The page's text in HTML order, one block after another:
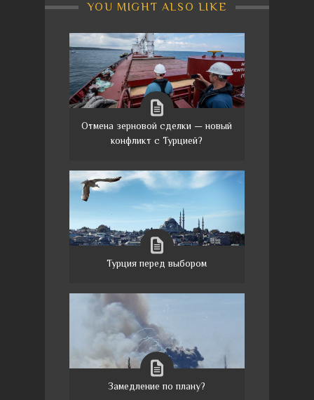
YOU MIGHT ALSO LIKE
Отмена зерновой сделки — новый
конфликт с Турцией?
Турция перед выбором
Замедление по плану?